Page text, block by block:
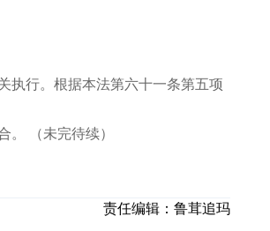
执行。根据本法第六十一条第五项
。 （未完待续）
责任编辑： 鲁茸追玛